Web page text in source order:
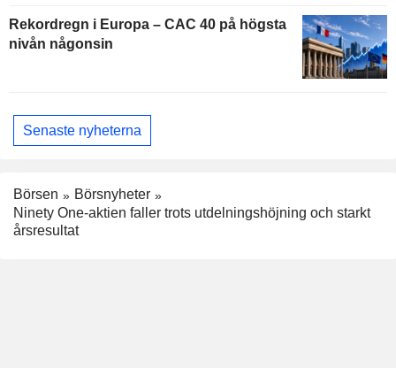
Rekordregn i Europa – CAC 40 på högsta
nivån någonsin
Senaste nyheterna
Börsen
Börsnyheter
Ninety One-aktien faller trots utdelningshöjning och starkt
årsresultat